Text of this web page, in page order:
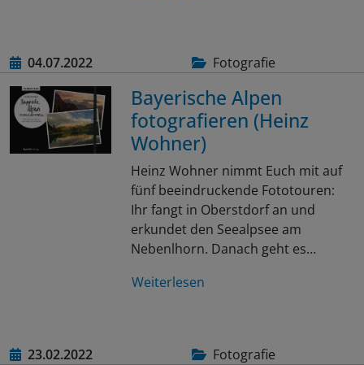
04.07.2022 Fotografie
Bayerische Alpen
fotografieren (Heinz
Wohner)
Heinz Wohner nimmt Euch mit auf
fünf beeindruckende Fototouren:
Ihr fangt in Oberstdorf an und
erkundet den Seealpsee am
Nebenlhorn. Danach geht es…
Weiterlesen
23.02.2022 Fotografie